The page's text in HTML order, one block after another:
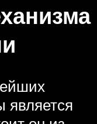
является